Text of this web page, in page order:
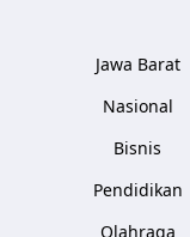
Jawa Barat
Nasional
Bisnis
Pendidikan
Olahraga